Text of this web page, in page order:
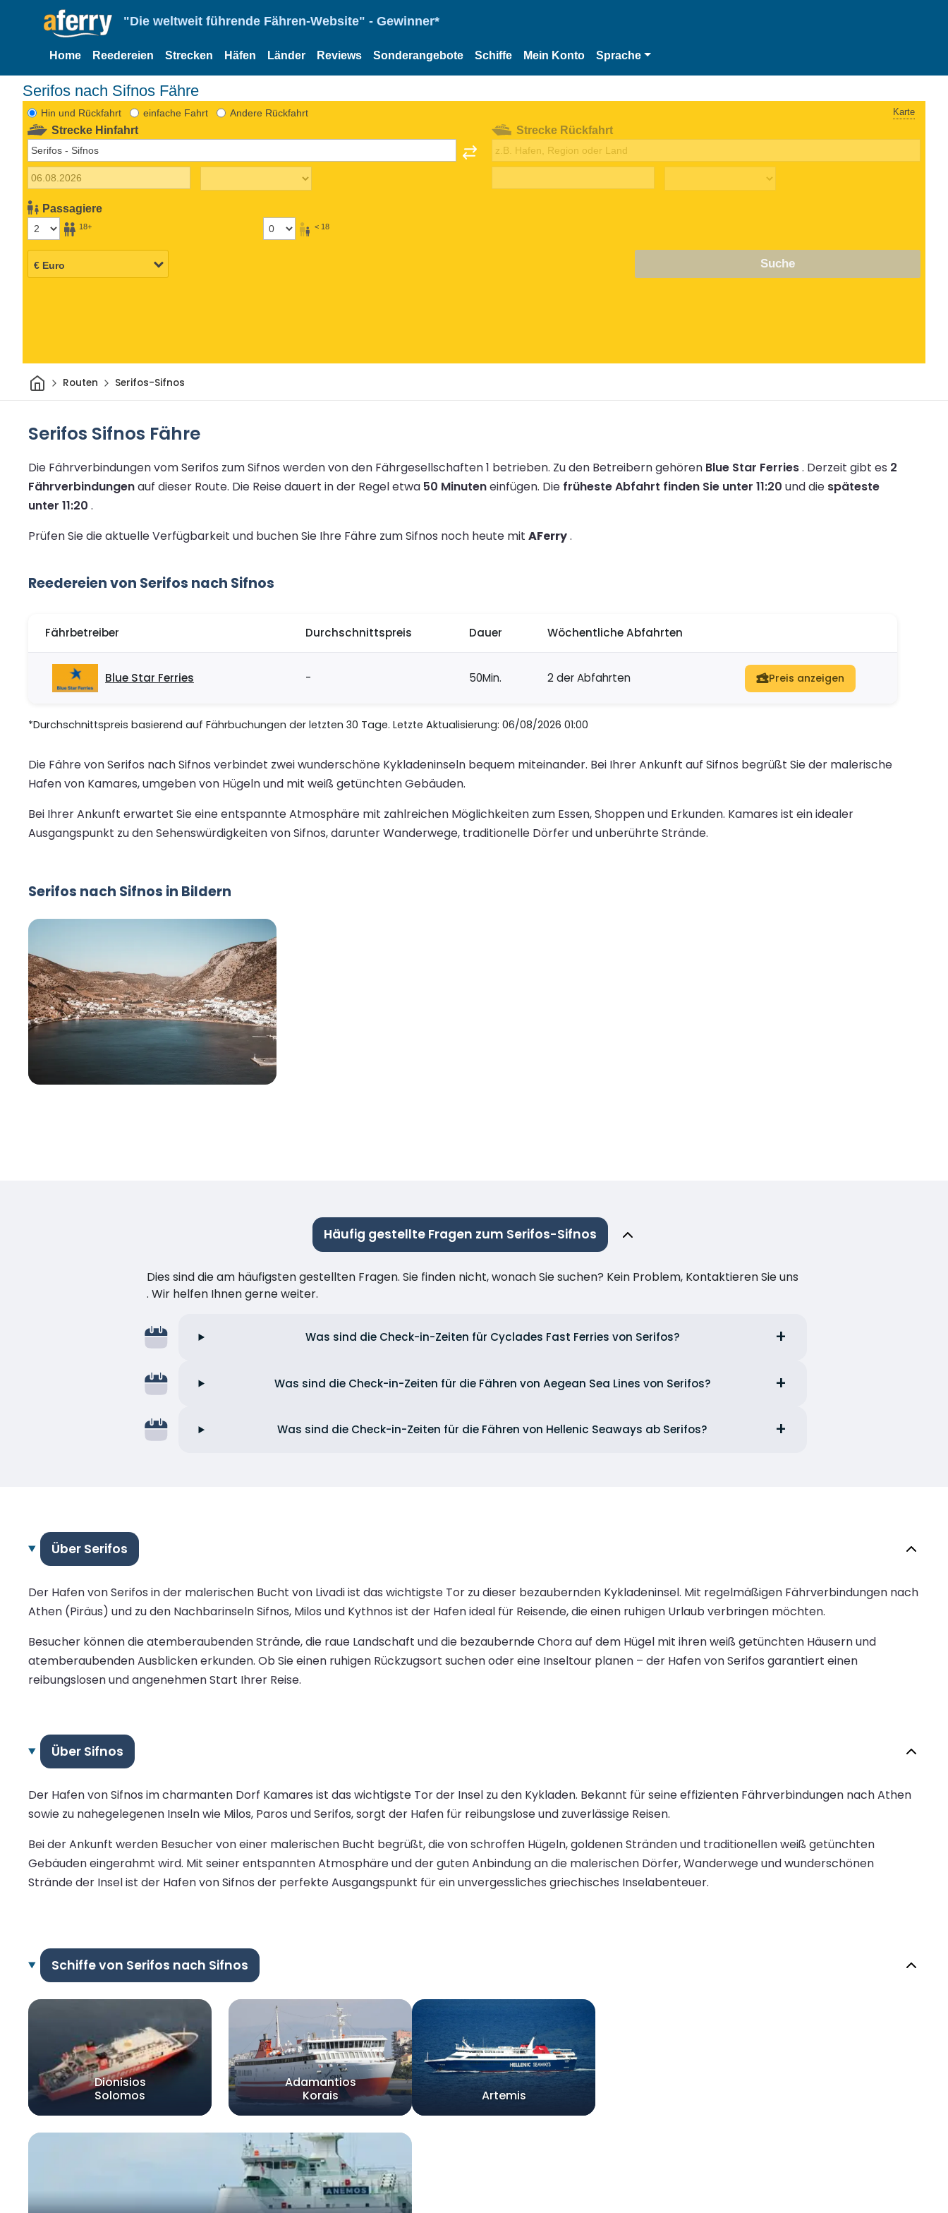
"Die weltweit führende Fähren-Website" - Gewinner*
Home Reedereien Strecken Häfen Länder Reviews Sonderangebote Schiffe Mein Konto Sprache
Serifos nach Sifnos Fähre
Hin und Rückfahrt einfache Fahrt Andere Rückfahrt Karte
Strecke Hinfahrt
Passagiere
18+ < 18
Strecke Rückfahrt
Suche
HeimRouten Serifos-Sifnos
Serifos Sifnos Fähre
Die Fährverbindungen vom Serifos zum Sifnos werden von den Fährgesellschaften 1 betrieben. Zu den Betreibern gehören Blue Star Ferries. Derzeit gibt es 2
Fährverbindungenauf dieser Route. Die Reise dauert in der Regel etwa 50 Minuteneinfügen. Die früheste Abfahrt finden Sie unter 11:20 und die späteste
unter 11:20 .
Prüfen Sie die aktuelle Verfügbarkeit und buchen Sie Ihre Fähre zum Sifnos noch heute mit AFerry.
Reedereien von Serifos nach Sifnos
Fährbetreiber Durchschnittspreis Dauer Wöchentliche Abfahrten
Blue Star Ferries - 50Min. 2 der Abfahrten Preis anzeigen
*Durchschnittspreis basierend auf Fährbuchungen der letzten 30 Tage. Letzte Aktualisierung: 06/08/2026 01:00
Die Fähre von Serifos nach Sifnos verbindet zwei wunderschöne Kykladeninseln bequem miteinander. Bei Ihrer Ankunft auf Sifnos begrüßt Sie der malerische
Hafen von Kamares, umgeben von Hügeln und mit weiß getünchten Gebäuden.
Bei Ihrer Ankunft erwartet Sie eine entspannte Atmosphäre mit zahlreichen Möglichkeiten zum Essen, Shoppen und Erkunden. Kamares ist ein idealer
Ausgangspunkt zu den Sehenswürdigkeiten von Sifnos, darunter Wanderwege, traditionelle Dörfer und unberührte Strände.
Serifos nach Sifnos in Bildern
Häufig gestellte Fragen zum Serifos-Sifnos
Dies sind die am häufigsten gestellten Fragen. Sie finden nicht, wonach Sie suchen? Kein Problem, Kontaktieren Sie uns
. Wir helfen Ihnen gerne weiter.
Was sind die Check-in-Zeiten für Cyclades Fast Ferries von Serifos?
Was sind die Check-in-Zeiten für die Fähren von Aegean Sea Lines von Serifos?
Was sind die Check-in-Zeiten für die Fähren von Hellenic Seaways ab Serifos?
Über Serifos
Der Hafen von Serifos in der malerischen Bucht von Livadi ist das wichtigste Tor zu dieser bezaubernden Kykladeninsel. Mit regelmäßigen Fährverbindungen nach
Athen (Piräus) und zu den Nachbarinseln Sifnos, Milos und Kythnos ist der Hafen ideal für Reisende, die einen ruhigen Urlaub verbringen möchten.
Besucher können die atemberaubenden Strände, die raue Landschaft und die bezaubernde Chora auf dem Hügel mit ihren weiß getünchten Häusern und
atemberaubenden Ausblicken erkunden. Ob Sie einen ruhigen Rückzugsort suchen oder eine Inseltour planen – der Hafen von Serifos garantiert einen
reibungslosen und angenehmen Start Ihrer Reise.
Über Sifnos
Der Hafen von Sifnos im charmanten Dorf Kamares ist das wichtigste Tor der Insel zu den Kykladen. Bekannt für seine effizienten Fährverbindungen nach Athen
sowie zu nahegelegenen Inseln wie Milos, Paros und Serifos, sorgt der Hafen für reibungslose und zuverlässige Reisen.
Bei der Ankunft werden Besucher von einer malerischen Bucht begrüßt, die von schroffen Hügeln, goldenen Stränden und traditionellen weiß getünchten
Gebäuden eingerahmt wird. Mit seiner entspannten Atmosphäre und der guten Anbindung an die malerischen Dörfer, Wanderwege und wunderschönen
Strände der Insel ist der Hafen von Sifnos der perfekte Ausgangspunkt für ein unvergessliches griechisches Inselabenteuer.
Schiffe von Serifos nach Sifnos
Dionisios
Solomos
Adamantios
Korais
Artemis